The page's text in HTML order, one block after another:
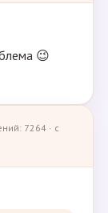
😉
7264 · с